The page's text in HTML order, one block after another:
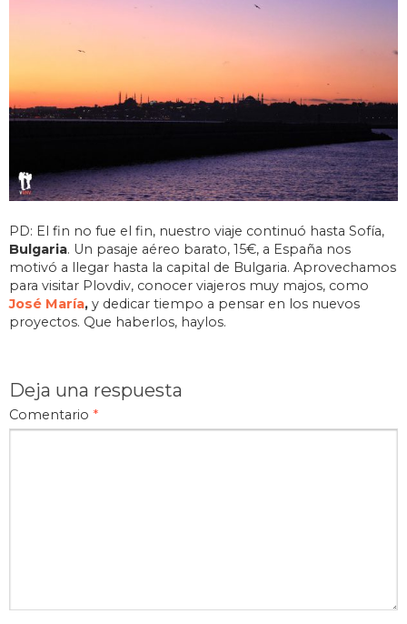
PD: El fin no fue el fin, nuestro viaje continuó hasta Sofía,
Bulgaria. Un pasaje aéreo barato, 15€, a España nos
motivó a llegar hasta la capital de Bulgaria. Aprovechamos
para visitar Plovdiv, conocer viajeros muy majos, como
José María, y dedicar tiempo a pensar en los nuevos
proyectos. Que haberlos, haylos.
Deja una respuesta
Comentario *